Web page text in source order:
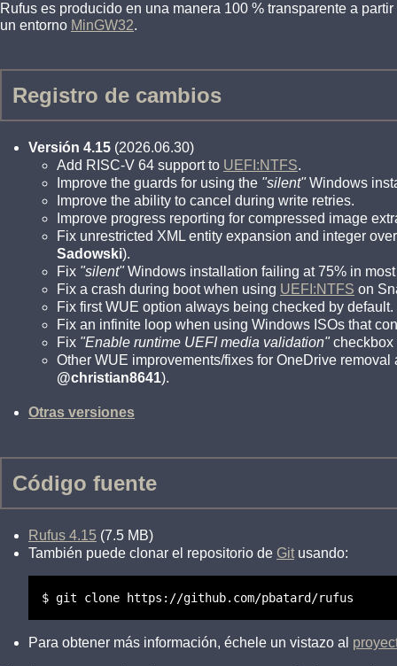
Rufus es producido en una manera 100 % transparente a
un entorno MinGW32.
Registro de cambios
Versión 4.15 (2026.06.30)
Add RISC-V 64 support to UEFI:NTFS.
Improve the guards for using the "silent"Windows
Improve the ability to cancel during write retries.
Improve progress reporting for compressed image
Fix unrestricted XML entity expansion and integer
Sadowski).
Fix "silent"Windows installation failing at 75% in
Fix a crash during boot when using UEFI:NTFS on
Fix first WUE option always being checked by default.
Fix an infinite loop when using Windows ISOs that
Fix "Enable runtime UEFI media validation"checkbox
Other WUE improvements/fixes for OneDrive
@christian8641).
Otras versiones
Código fuente
Rufus 4.15 (7.5 MB)
También puede clonar el repositorio de Gitusando:
$ git clone https://github.com/pbatard/rufus
Para obtener más información, échele un vistazo al